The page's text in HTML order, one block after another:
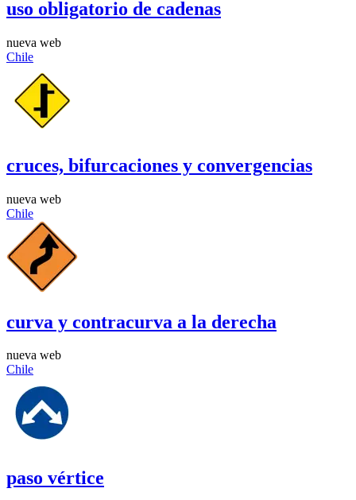
uso obligatorio de cadenas
nueva web
Chile
cruces, bifurcaciones y convergencias
nueva web
Chile
curva y contracurva a la derecha
nueva web
Chile
paso vértice